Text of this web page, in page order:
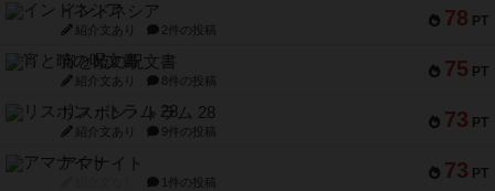
78 PT
インドネシア
紹介文あり 2件の投稿
75 PT
宵と暁の呪文書
紹介文あり 8件の投稿
73 PT
リスボン・トラム 28
紹介文あり 9件の投稿
73 PT
アマナイト
1件の投稿